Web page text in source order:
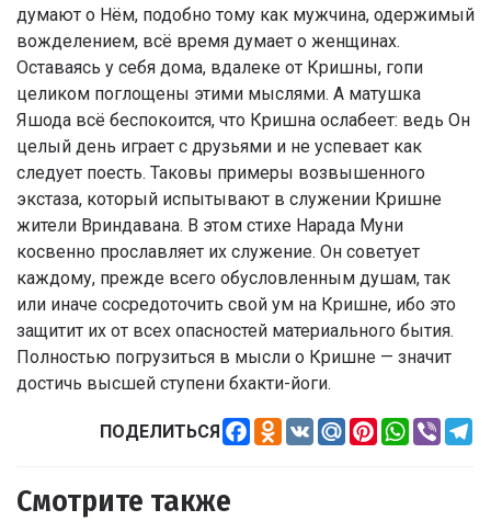
думают о Нём, подобно тому как мужчина, одержимый
вожделением, всё время думает о женщинах.
Оставаясь у себя дома, вдалеке от Кришны, гопи
целиком поглощены этими мыслями. А матушка
Яшода всё беспокоится, что Кришна ослабеет: ведь Он
целый день играет с друзьями и не успевает как
следует поесть. Таковы примеры возвышенного
экстаза, который испытывают в служении Кришне
жители Вриндавана. В этом стихе Нарада Муни
косвенно прославляет их служение. Он советует
каждому, прежде всего обусловленным душам, так
или иначе сосредоточить свой ум на Кришне, ибо это
защитит их от всех опасностей материального бытия.
Полностью погрузиться в мысли о Кришне — значит
достичь высшей ступени бхакти-йоги.
ПОДЕЛИТЬСЯ Facebook
Odnoklassniki
VK Mail.RuPinterestWhatsApp
Viber
Смотрите также